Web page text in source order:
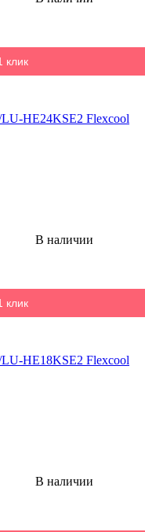
клик
HE24KSE2 Flexcool
В наличии
клик
HE18KSE2 Flexcool
В наличии